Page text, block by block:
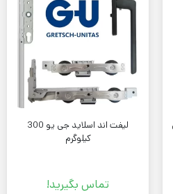
لیفت اند اسلاید جی یو 300
کیلوگرم
تماس بگیرید!